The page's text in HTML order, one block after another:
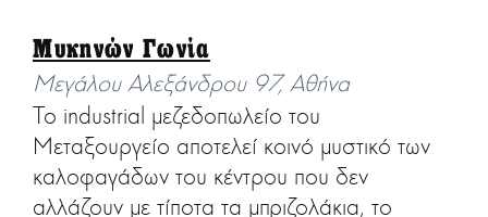
Μυκηνών Γωνία
Μεγάλου Αλεξάνδρου 97, Αθήνα
Το industrial μεζεδοπωλείο του
Μεταξουργείο αποτελεί κοινό μυστικό των
καλοφαγάδων του κέντρου που δεν
αλλάζουν με τίποτα τα μπριζολάκια, το